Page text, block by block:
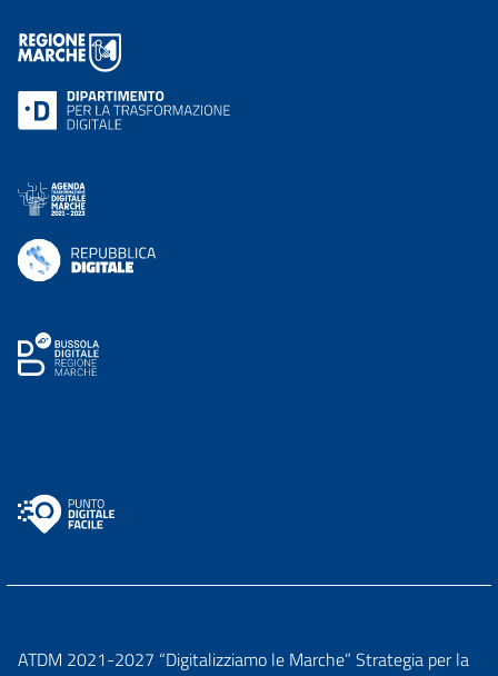
ATDM 2021-2027 “Digitalizziamo le Marche” Strategia per la